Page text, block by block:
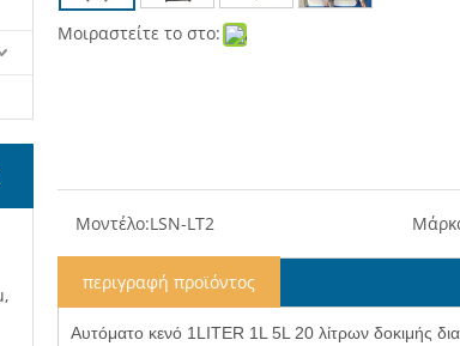
Μοιραστείτε το στο:
Μοντέλο:LSN-LT2
περιγραφή προϊόντος
Αυτόματο κενό 1LITER 1L 5L 20 λίτρων δοκιμής